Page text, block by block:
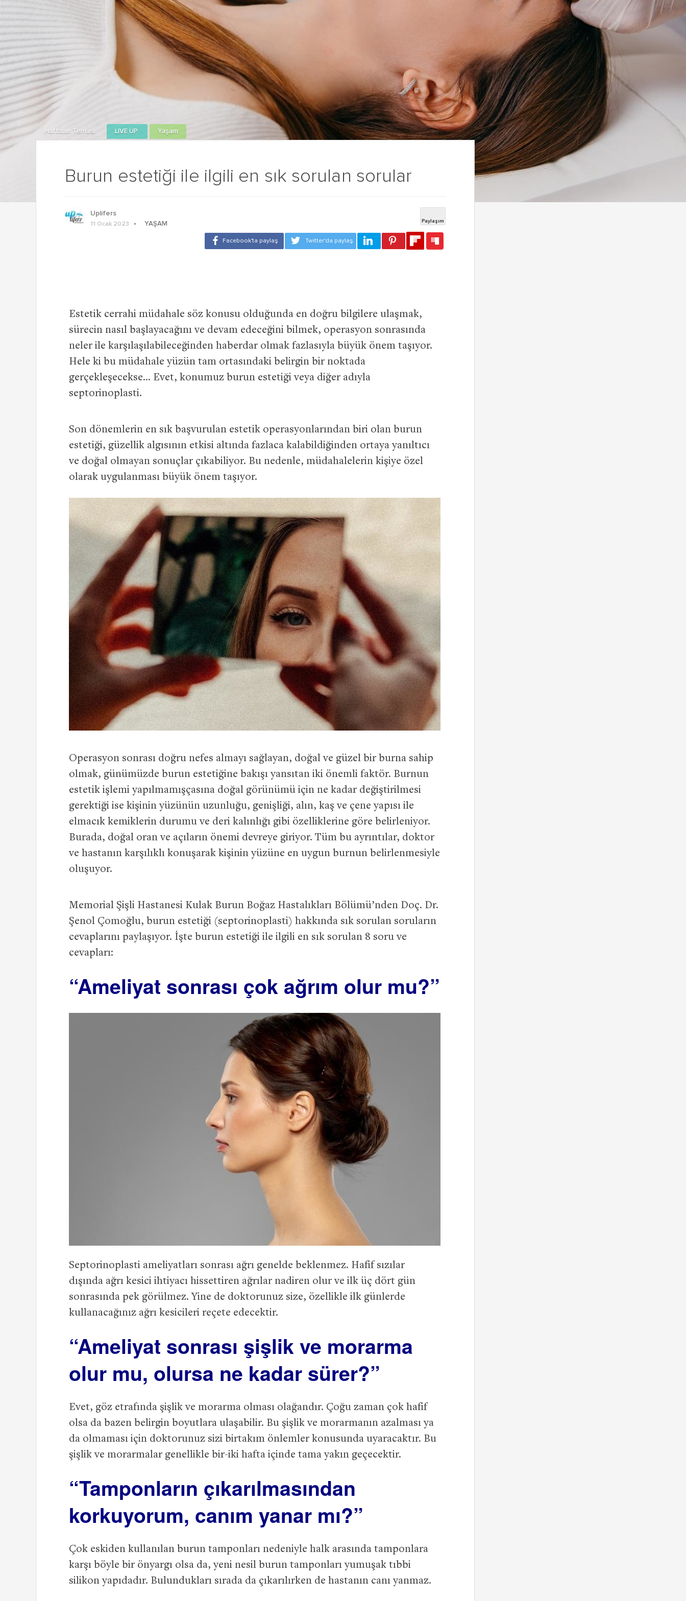
Burun estetiği ile ilgili en sık sorulan sorular
Haftanın Teması LIVE UP Yaşam
Uplifers
11 Ocak 2023 YAŞAM
Estetik cerrahi müdahale söz konusu olduğunda en doğru bilgilere ulaşmak,
sürecin nasıl başlayacağını ve devam edeceğini bilmek, operasyon sonrasında
neler ile karşılaşılabileceğinden haberdar olmak fazlasıyla büyük önem taşıyor.
Hele ki bu müdahale yüzün tam ortasındaki belirgin bir noktada
gerçekleşecekse… Evet, konumuz burun estetiği veya diğer adıyla
septorinoplasti.
Son dönemlerin en sık başvurulan estetik operasyonlarından biri olan burun
estetiği, güzellik algısının etkisi altında fazlaca kalabildiğinden ortaya yanıltıcı
ve doğal olmayan sonuçlar çıkabiliyor. Bu nedenle, müdahalelerin kişiye özel
olarak uygulanması büyük önem taşıyor.
Operasyon sonrası doğru nefes almayı sağlayan, doğal ve güzel bir burna sahip
olmak, günümüzde burun estetiğine bakışı yansıtan iki önemli faktör. Burnun
estetik işlemi yapılmamışçasına doğal görünümü için ne kadar değiştirilmesi
gerektiği ise kişinin yüzünün uzunluğu, genişliği, alın, kaş ve çene yapısı ile
elmacık kemiklerin durumu ve deri kalınlığı gibi özelliklerine göre belirleniyor.
Burada, doğal oran ve açıların önemi devreye giriyor. Tüm bu ayrıntılar, doktor
ve hastanın karşılıklı konuşarak kişinin yüzüne en uygun burnun belirlenmesiyle
oluşuyor.
Memorial Şişli Hastanesi Kulak Burun Boğaz Hastalıkları Bölümü’nden Doç. Dr.
Şenol Çomoğlu, burun estetiği (septorinoplasti) hakkında sık sorulan soruların
cevaplarını paylaşıyor. İşte burun estetiği ile ilgili en sık sorulan 8 soru ve
cevapları:
“Ameliyat sonrası çok ağrım olur mu?”
Septorinoplasti ameliyatları sonrası ağrı genelde beklenmez. Hafif sızılar
dışında ağrı kesici ihtiyacı hissettiren ağrılar nadiren olur ve ilk üç dört gün
sonrasında pek görülmez. Yine de doktorunuz size, özellikle ilk günlerde
kullanacağınız ağrı kesicileri reçete edecektir.
“Ameliyat sonrası şişlik ve morarma
olur mu, olursa ne kadar sürer?”
Evet, göz etrafında şişlik ve morarma olması olağandır. Çoğu zaman çok hafif
olsa da bazen belirgin boyutlara ulaşabilir. Bu şişlik ve morarmanın azalması ya
da olmaması için doktorunuz sizi birtakım önlemler konusunda uyaracaktır. Bu
şişlik ve morarmalar genellikle bir-iki hafta içinde tama yakın geçecektir.
“Tamponların çıkarılmasından
korkuyorum, canım yanar mı?”
Çok eskiden kullanılan burun tamponları nedeniyle halk arasında tamponlara
karşı böyle bir önyargı olsa da, yeni nesil burun tamponları yumuşak tıbbi
silikon yapıdadır. Bulundukları sırada da çıkarılırken de hastanın canı yanmaz.